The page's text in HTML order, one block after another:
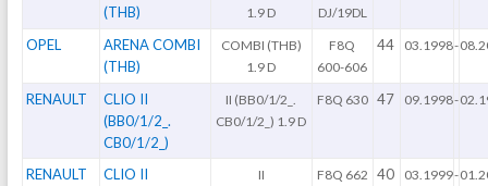
(THB)
1.9 D
DJ/19DL
OPEL
ARENA COMBI
(THB)
COMBI (THB)
1.9 D
F8Q
600-606
44 03.1998-
RENAULT
CLIO II
(BB0/1/2_.
CB0/1/2_)
II (BB0/1/2_.
CB0/1/2_) 1.9 D
F8Q 630 47 09.1998-
RENAULT
CLIO II
II
F8Q 662 40 03.1999-